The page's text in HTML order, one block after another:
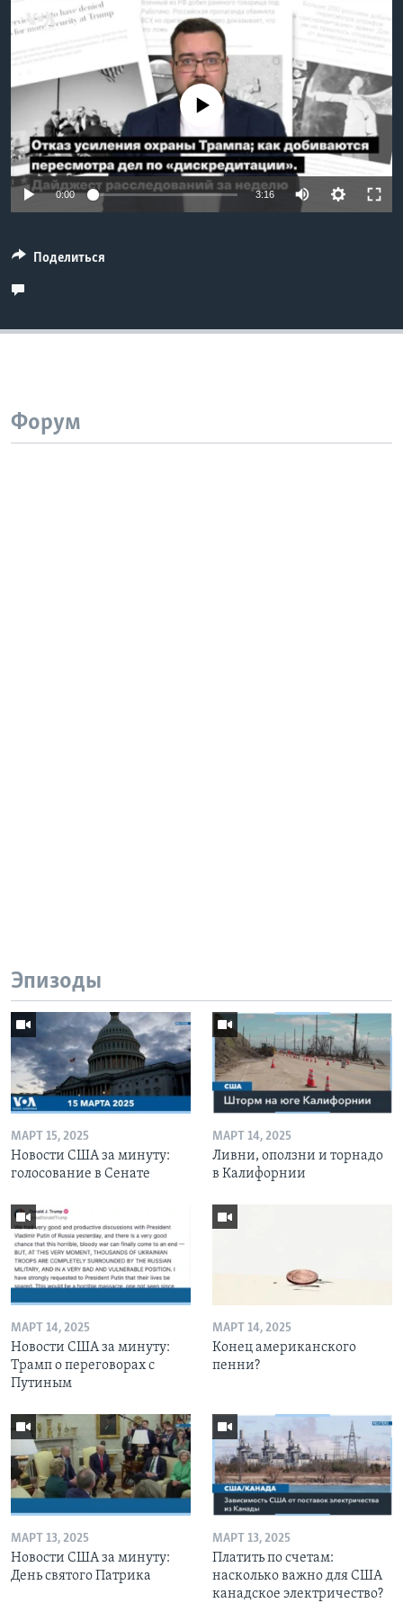
Learning English
СОЦИАЛЬНЫЕ СЕТИ
Языки
No media source currently available
0:00 3:16
Поделиться
Форум
Эпизоды
МАРТ 15, 2025
Новости США за минуту:
голосование в Сенате
МАРТ 14, 2025
Ливни, оползни и торнадо
в Калифорнии
МАРТ 14, 2025
Новости США за минуту:
Трамп о переговорах с
Путиным
МАРТ 14, 2025
Конец американского
пенни?
МАРТ 13, 2025
Новости США за минуту:
День святого Патрика
МАРТ 13, 2025
Платить по счетам:
насколько важно для США
канадское электричество?